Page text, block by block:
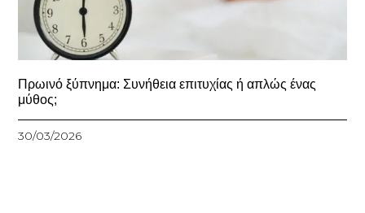
Πρωινό ξύπνημα: Συνήθεια επιτυχίας ή απλώς ένας
μύθος;
30/03/2026